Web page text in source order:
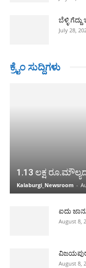
ಬೆಳ್ಳಿ
July 28,
ಕ್ರೈಂ ಸುದ್ದಿಗಳು
1.13 ಲಕ್ಷ
Kalaburgi_Newsroom -
ಐದು
August 8,
August 8,